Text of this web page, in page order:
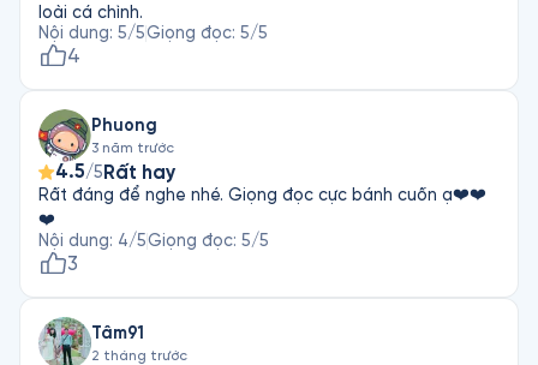
loài cá chình.
Nội dung: 5/5Giọng đọc: 5/5
4
Phuong
3 năm trước
4.5/5 Rất hay
Rất đáng để nghe nhé. Giọng đọc cực bánh cuốn ạ❤️❤️
❤️
Nội dung: 4/5Giọng đọc: 5/5
3
Tâm91
2 tháng trước